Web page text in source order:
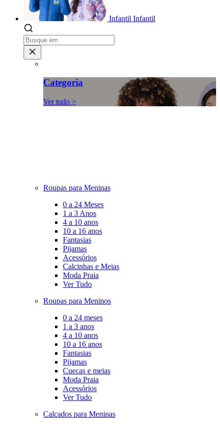
Infantil Infantil
Categoria
Ver tudo >
Roupas para Meninas
0 a 24 Meses
1 a 3 Anos
4 a 10 anos
10 a 16 anos
Fantasias
Pijamas
Acessórios
Calcinhas e Meias
Moda Praia
Ver Tudo
Roupas para Meninos
0 a 24 meses
1 a 3 anos
4 a 10 anos
10 a 16 anos
Fantasias
Pijamas
Cuecas e meias
Moda Praia
Acessórios
Ver Tudo
Calçados para Meninas